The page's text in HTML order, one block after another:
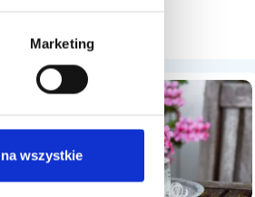
Marketing
wszystkie